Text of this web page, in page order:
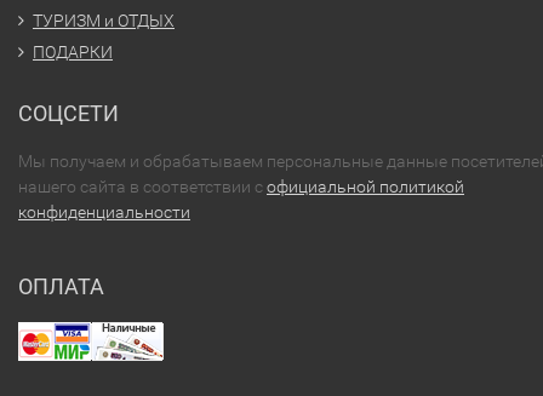
ТУРИЗМ и ОТДЫХ
ПОДАРКИ
СОЦСЕТИ
Мы получаем и обрабатываем персональные данные
нашего сайта в соответствии софициальной политикой
конфиденциальности
ОПЛАТА